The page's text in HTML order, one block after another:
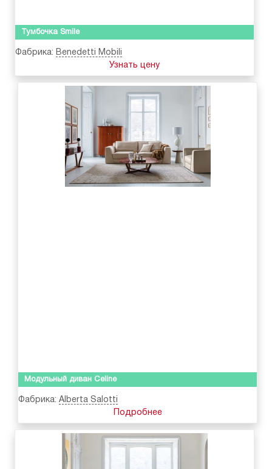
Тумбочка Smile
Фабрика: Benedetti Mobili
Узнать цену
Модульный диван Celine
Фабрика: Alberta Salotti
Подробнее